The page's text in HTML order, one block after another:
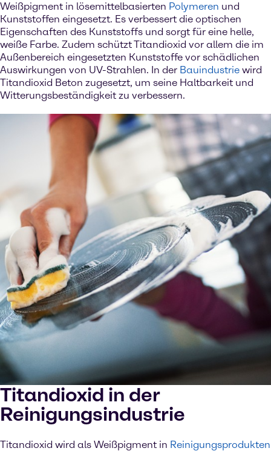
Weißpigment in lösemittelbasierten Polymeren und
Kunststoffen eingesetzt. Es verbessert die optischen
Eigenschaften des Kunststoffs und sorgt für eine helle,
weiße Farbe. Zudem schützt Titandioxid vor allem die im
Außenbereich eingesetzten Kunststoffe vor schädlichen
Auswirkungen von UV-Strahlen. In der Bauindustrie wird
Titandioxid Beton zugesetzt, um seine Haltbarkeit und
Witterungsbeständigkeit zu verbessern.
Titandioxid in der
Reinigungsindustrie
Titandioxid wird als Weißpigment in Reinigungsprodukten